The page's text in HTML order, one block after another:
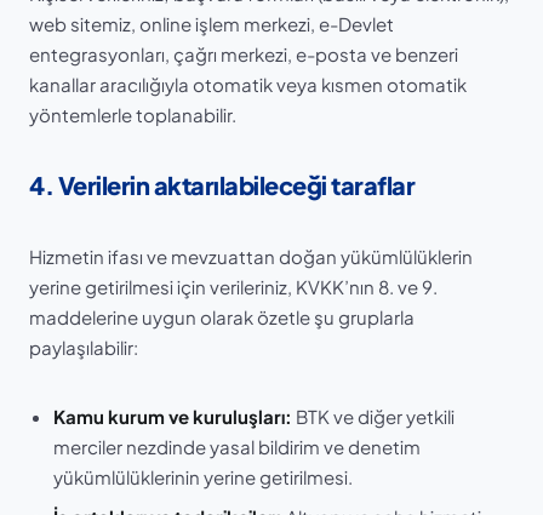
web sitemiz, online işlem merkezi, e-Devlet
entegrasyonları, çağrı merkezi, e-posta ve benzeri
kanallar aracılığıyla otomatik veya kısmen otomatik
yöntemlerle toplanabilir.
4. Verilerin aktarılabileceği taraflar
Hizmetin ifası ve mevzuattan doğan yükümlülüklerin
yerine getirilmesi için verileriniz, KVKK’nın 8. ve 9.
maddelerine uygun olarak özetle şu gruplarla
paylaşılabilir:
Kamu kurum ve kuruluşları: BTK ve diğer yetkili
merciler nezdinde yasal bildirim ve denetim
yükümlülüklerinin yerine getirilmesi.